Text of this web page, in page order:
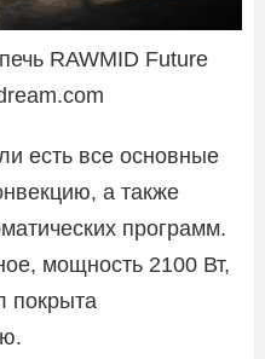
RAWMID Future
есть все основные
а также
программ.
мощность 2100 Вт,
покрыта